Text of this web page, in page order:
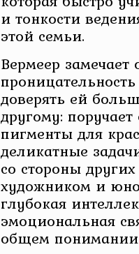
и тонкости
этой семьи.
Вермеер
доверять ей
другому:
пигменты для
деликатные
со стороны
художником и
глубокая
эмоциональная
общем понимании